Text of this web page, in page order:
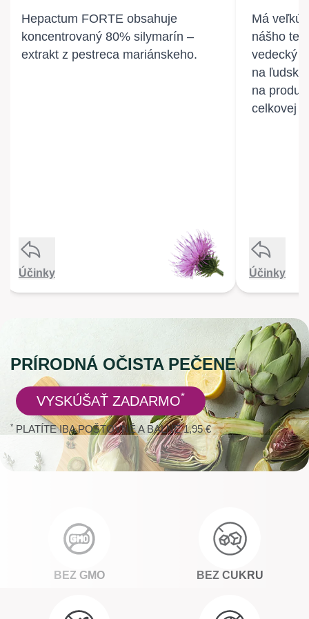
Hepactum FORTE obsahuje
koncentrovaný 80% silymarín –
extrakt z pestreca mariánskeho.
Účinky
• Pestrec mariánsky podporuje
trávenie a pečeňové funkcie
• Prispieva k udržaniu normálnej
Má veľkú
nášho
vedecký
na ľudské
na
celkovej
Účinky
•
•
PRÍRODNÁ OČISTA PEČENE
VYSKÚŠAŤ ZADARMO*
* PLATÍTE IBA POŠTOVNÉ A BALNÉ 1,95 €
BEZ GMO BEZ CUKRU